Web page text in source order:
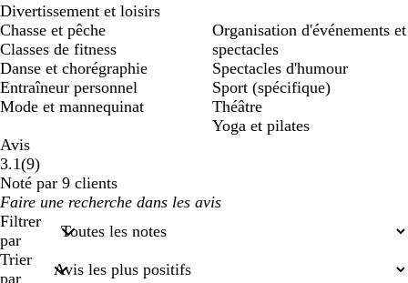
Divertissement et loisirs
Chasse et pêche
Classes de fitness
Danse et chorégraphie
Entraîneur personnel
Mode et mannequinat
Organisation d'événements et
spectacles
Spectacles d'humour
Sport (spécifique)
Théâtre
Yoga et pilates
Avis
3.1(99
avis
)
Noté par 9 clients
Mes
saisies
de
recherche
Filtrer
par
Trier
par